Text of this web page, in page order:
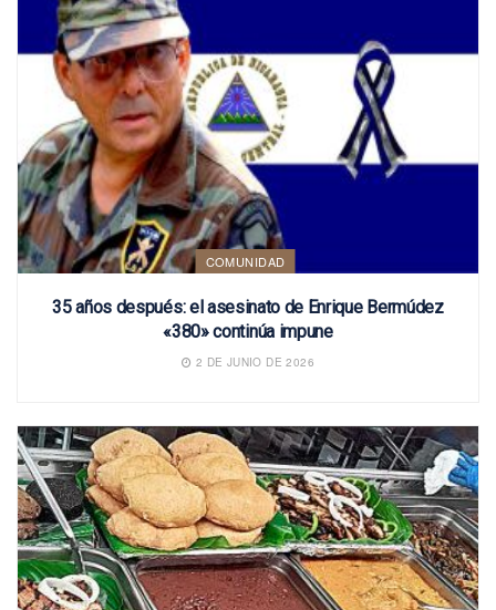
COMUNIDAD
35 años después: el asesinato de Enrique Bermúdez
«380» continúa impune
2 DE JUNIO DE 2026